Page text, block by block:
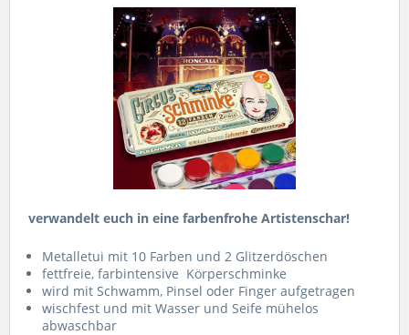
verwandelt euch in eine farbenfrohe Artistenschar!
Metalletui mit 10 Farben und 2 Glitzerdöschen
fettfreie, farbintensive Körperschminke
wird mit Schwamm, Pinsel oder Finger aufgetragen
wischfest und mit Wasser und Seife mühelos
abwaschbar